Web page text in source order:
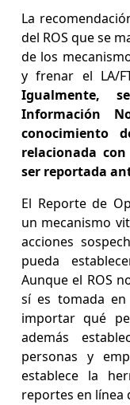
La
del ROS que se
de los
y frenar el LA/
Igualmente,
Información
conocimiento
relacionada
ser reportada
El Reporte de
un mecanismo
acciones
pueda
Aunque el ROS
sí es tomada
importar qué
además
personas y
establece la
reportes en línea